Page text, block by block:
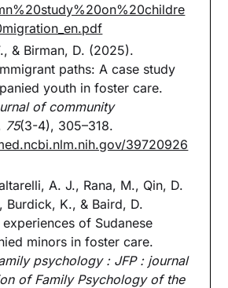
& Birman, D. (2025).
paths: A case study
youth in foster care.
of community
75(3-4), 305–318.
39720926
A. J., Rana, M., Qin, D.
Burdick, K., & Baird, D.
of Sudanese
minors in foster care.
psychology : JFP : journal
of Family Psychology of the